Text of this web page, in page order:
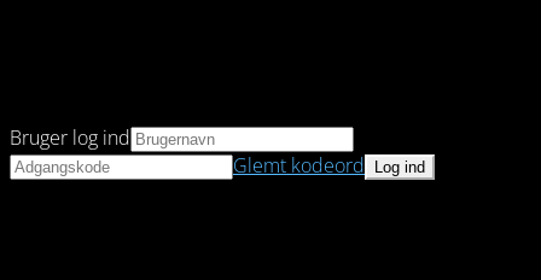
Bruger log ind
Glemt kodeord